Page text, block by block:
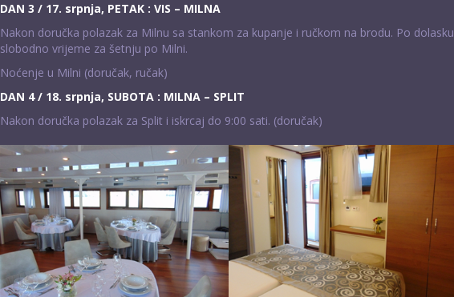
DAN 3 / 17. srpnja, PETAK : VIS – MILNA
Nakon doručka polazak za Milnu sa stankom za kupanje i ručkom na brodu. Po dolasku
slobodno vrijeme za šetnju po Milni.
Noćenje u Milni (doručak, ručak)
DAN 4 / 18. srpnja, SUBOTA : MILNA – SPLIT
Nakon doručka polazak za Split i iskrcaj do 9:00 sati. (doručak)